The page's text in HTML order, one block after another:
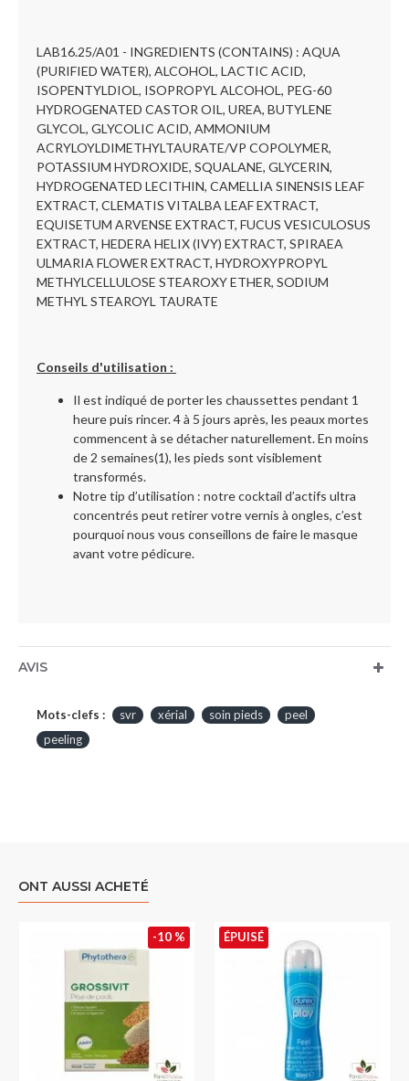
LAB16.25/A01 - INGREDIENTS (CONTAINS) : AQUA
(PURIFIED WATER), ALCOHOL, LACTIC ACID,
ISOPENTYLDIOL, ISOPROPYL ALCOHOL, PEG-60
HYDROGENATED CASTOR OIL, UREA, BUTYLENE
GLYCOL, GLYCOLIC ACID, AMMONIUM
ACRYLOYLDIMETHYLTAURATE/VP COPOLYMER,
POTASSIUM HYDROXIDE, SQUALANE, GLYCERIN,
HYDROGENATED LECITHIN, CAMELLIA SINENSIS LEAF
EXTRACT, CLEMATIS VITALBA LEAF EXTRACT,
EQUISETUM ARVENSE EXTRACT, FUCUS VESICULOSUS
EXTRACT, HEDERA HELIX (IVY) EXTRACT, SPIRAEA
ULMARIA FLOWER EXTRACT, HYDROXYPROPYL
METHYLCELLULOSE STEAROXY ETHER, SODIUM
METHYL STEAROYL TAURATE
Conseils d'utilisation :
Il est indiqué de porter les chaussettes pendant 1
heure puis rincer. 4 à 5 jours après, les peaux mortes
commencent à se détacher naturellement. En moins
de 2 semaines(1), les pieds sont visiblement
transformés.
Notre tip d’utilisation : notre cocktail d’actifs ultra
concentrés peut retirer votre vernis à ongles, c’est
pourquoi nous vous conseillons de faire le masque
avant votre pédicure.
AVIS
Mots-clefs : svr xérial soin pieds
peel
peeling
ONT AUSSI ACHETÉ
-10 % ÉPUISÉ